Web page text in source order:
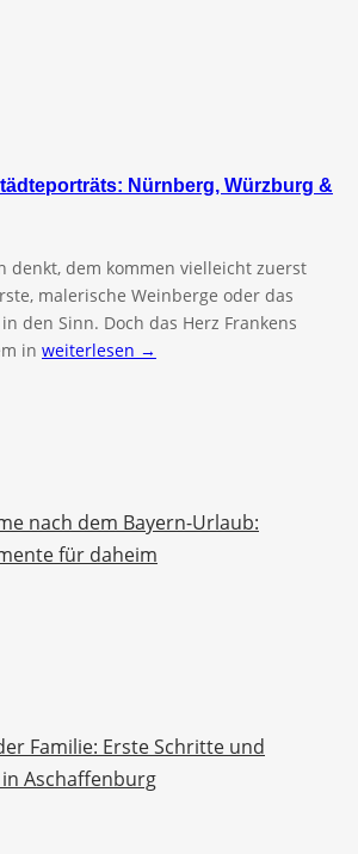
Nürnberg, Würzburg &
denkt, dem kommen vielleicht zuerst
malerische Weinberge oder das
den Sinn. Doch das Herz Frankens
in weiterlesen →
nach dem Bayern-Urlaub:
für daheim
Familie: Erste Schritte und
Aschaffenburg